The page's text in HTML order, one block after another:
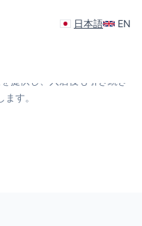
日本語 EN
サポート
提供し、入居後も引き続き
す。